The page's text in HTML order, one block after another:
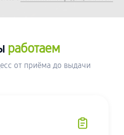
работаем
от приёма до выдачи